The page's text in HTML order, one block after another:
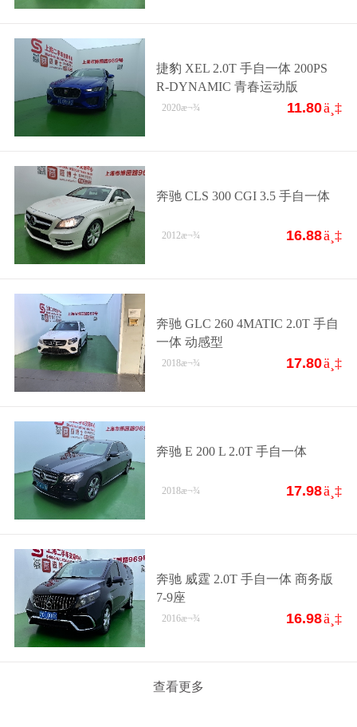
捷豹 XEL 2.0T 手自一体 200PS
R-DYNAMIC 青春运动版
11.80ä¸‡
2020æ¬¾
奔驰 CLS 300 CGI 3.5 手自一体
16.88ä¸‡
2012æ¬¾
奔驰 GLC 260 4MATIC 2.0T 手自
一体 动感型
17.80ä¸‡
2018æ¬¾
奔驰 E 200 L 2.0T 手自一体
17.98ä¸‡
2018æ¬¾
奔驰 威霆 2.0T 手自一体 商务版
7-9座
16.98ä¸‡
2016æ¬¾
查看更多